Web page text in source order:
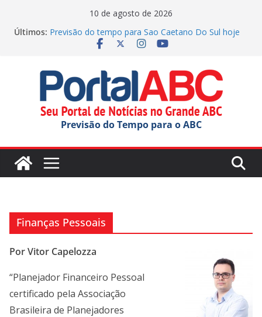
10 de agosto de 2026
Últimos: Previsão do tempo para Sao Caetano Do Sul hoje
(10/08/2026)
Previsão do tempo para Ribeirao Pires hoje
(10/08/2026)
Previsão do tempo para Rio Grande Da Serra hoje
(10/08/2026)
Previsão do tempo para Diadema hoje
(10/08/2026)
Previsão do Tempo para o ABC
Finanças Pessoais
Por Vitor Capelozza
“Planejador Financeiro Pessoal
certificado pela Associação
Brasileira de Planejadores